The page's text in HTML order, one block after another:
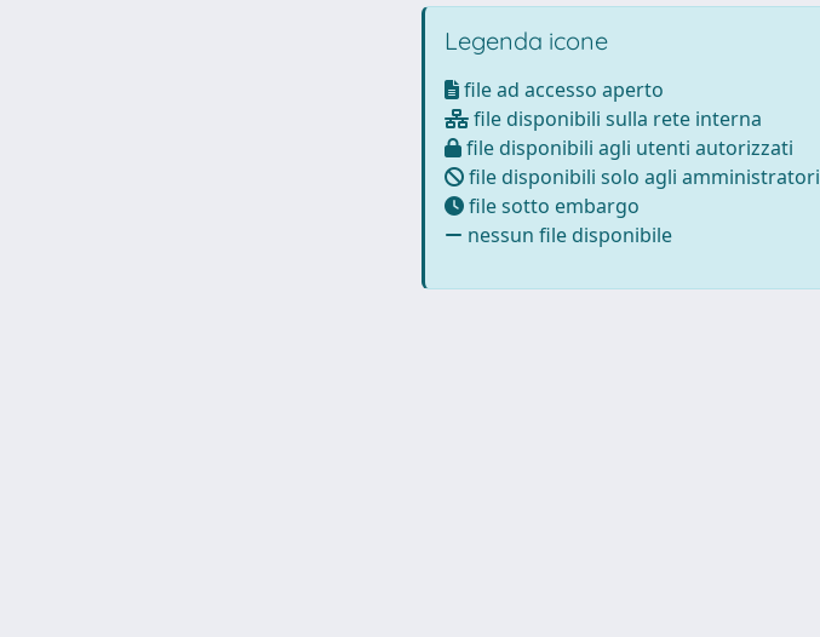
Legenda icone
file ad accesso aperto
file disponibili sulla rete interna
file disponibili agli utenti autorizzati
file disponibili solo agli amministratori
file sotto embargo
nessun file disponibile